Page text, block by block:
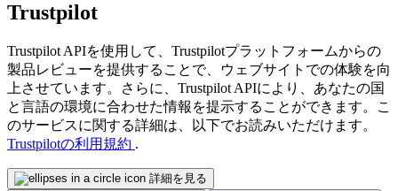
Trustpilot
Trustpilot APIを使用して、Trustpilotプラットフォームからの
製品レビューを提供することで、ウェブサイトでの体験を向
上させています。さらに、Trustpilot APIにより、あなたの国
と言語の環境に合わせた情報を提示することができます。こ
のサービスに関する詳細は、以下でお読みいただけます。
Trustpilotの利用規約 .
詳細を見る